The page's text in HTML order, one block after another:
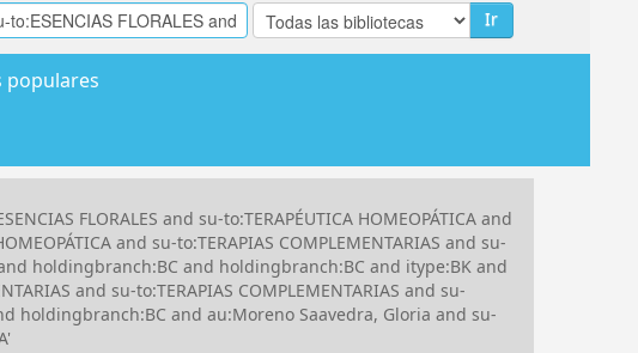
Ir
populares
FLORALES and su-to:TERAPÉUTICA HOMEOPÁTICA and
and su-to:TERAPIAS COMPLEMENTARIAS and su-
and holdingbranch:BC and holdingbranch:BC and itype:BK and
and su-to:TERAPIAS COMPLEMENTARIAS and su-
holdingbranch:BC and au:Moreno Saavedra, Gloria and su-